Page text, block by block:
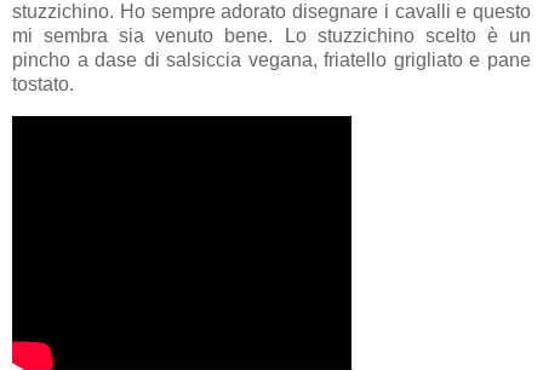
stuzzichino. Ho sempre adorato disegnare i cavalli e questo
mi sembra sia venuto bene. Lo stuzzichino scelto è un
pincho a dase di salsiccia vegana, friatello grigliato e pane
tostato.